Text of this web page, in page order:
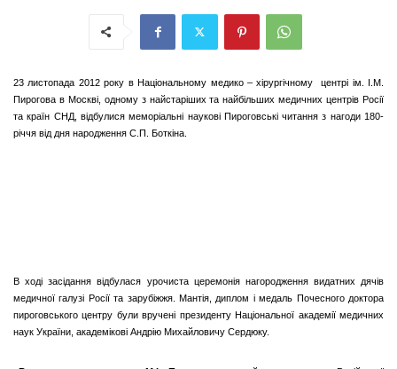
23 листопада 2012 року в Національному медико – хірургічному центрі ім. І.М.
Пирогова в Москві, одному з найстаріших та найбільших медичних центрів Росії
та країн СНД, відбулися меморіальні наукові Пироговські читання з нагоди 180-
річчя від дня народження С.П. Боткіна.
В ході засідання відбулася урочиста церемонія нагородження видатних дячів
медичної галузі Росії та зарубіжжя. Мантія, диплом і медаль Почесного доктора
пироговського центру були вручені президенту Національної академії медичних
наук України, академікові Андрію Михайловичу Сердюку.